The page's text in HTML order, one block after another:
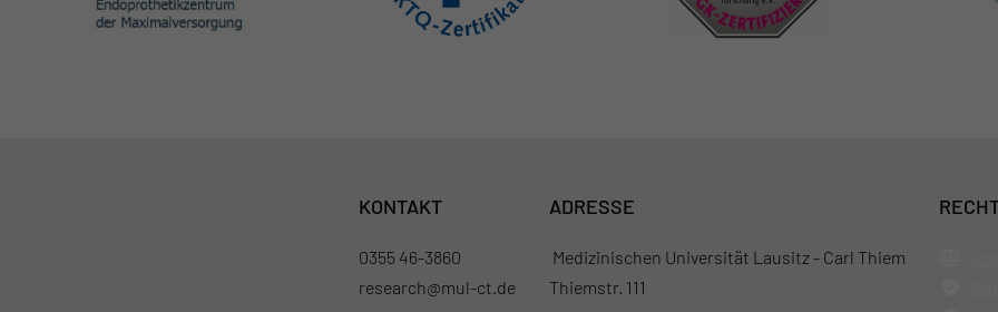
KONTAKT
0355 46-3860
research@mul-ct.de
ADRESSE
Medizinischen Universität Lausitz - Carl Thiem
Thiemstr. 111